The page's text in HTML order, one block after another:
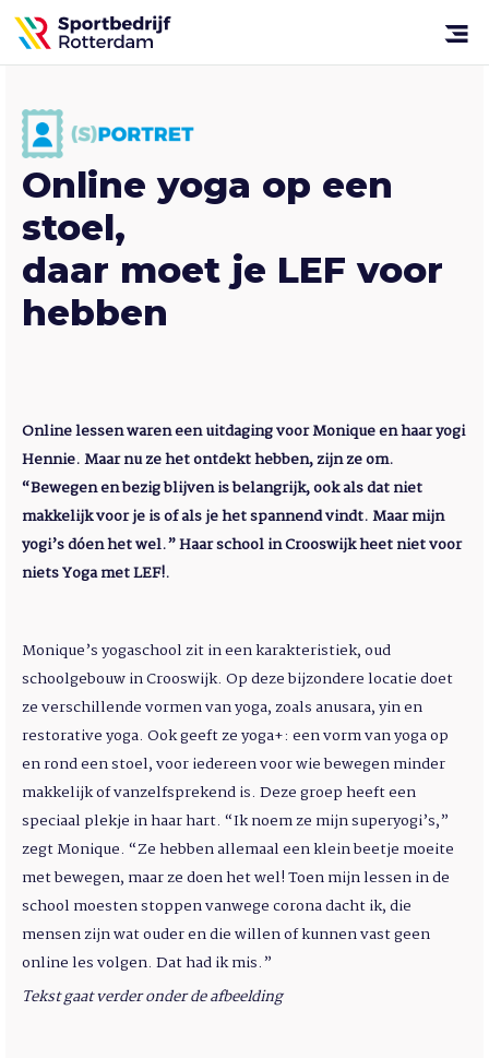
Open
Sportbedrijf
Rotterdam
Online yoga op een
stoel,
daar moet je LEF voor
hebben
Online lessen waren een uitdaging voor Monique en haar yogi
Hennie. Maar nu ze het ontdekt hebben, zijn ze om.
“Bewegen en bezig blijven is belangrijk, ook als dat niet
makkelijk voor je is of als je het spannend vindt. Maar mijn
yogi’s dóen het wel.” Haar school in Crooswijk heet niet voor
niets Yoga met LEF!.
Monique’s yogaschool zit in een karakteristiek, oud
schoolgebouw in Crooswijk. Op deze bijzondere locatie doet
ze verschillende vormen van yoga, zoals anusara, yin en
restorative yoga. Ook geeft ze yoga+: een vorm van yoga op
en rond een stoel, voor iedereen voor wie bewegen minder
makkelijk of vanzelfsprekend is. Deze groep heeft een
speciaal plekje in haar hart. “Ik noem ze mijn superyogi’s,”
zegt Monique. “Ze hebben allemaal een klein beetje moeite
met bewegen, maar ze doen het wel! Toen mijn lessen in de
school moesten stoppen vanwege corona dacht ik, die
mensen zijn wat ouder en die willen of kunnen vast geen
online les volgen. Dat had ik mis.”
Tekst gaat verder onder de afbeelding